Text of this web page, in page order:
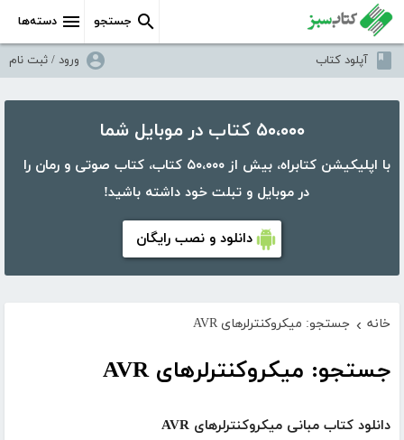
دسته‌ها جستجو
آپلود کتاب ورود / ثبت نام
۵۰،۰۰۰ کتاب در موبایل شما
با اپلیکیشن کتابراه، بیش از ۵۰،۰۰۰ کتاب، کتاب صوتی و رمان را
در موبایل و تبلت خود داشته باشید!
دانلود و نصب رایگان
خانه › جستجو: میکروکنترلرهای AVR
جستجو: میکروکنترلرهای AVR
دانلود کتاب مبانی میکروکنترلرهای AVR